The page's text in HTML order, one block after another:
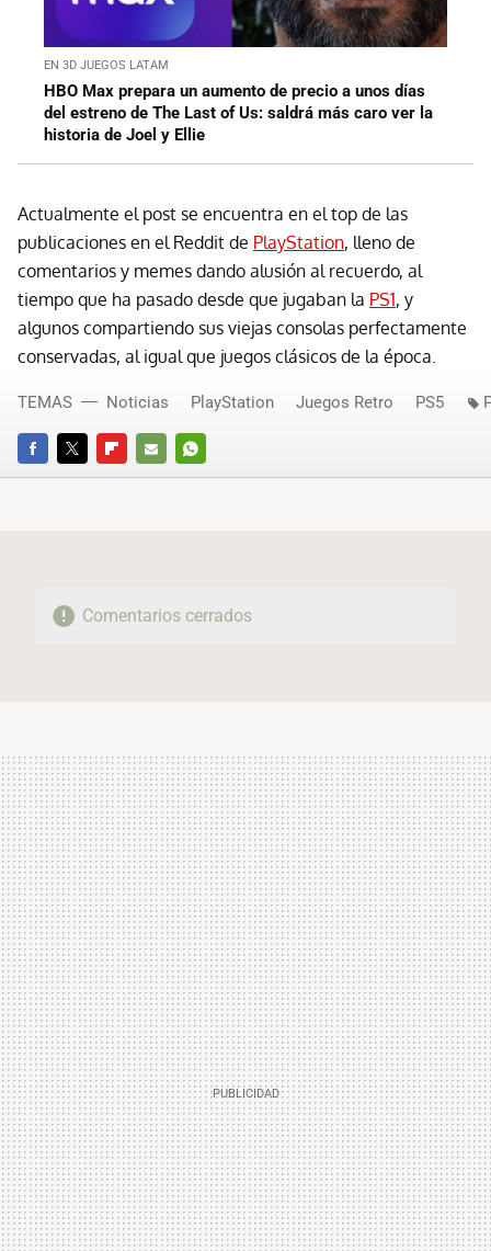
EN 3D JUEGOS LATAM
HBO Max prepara un aumento de precio a unos días
del estreno de The Last of Us: saldrá más caro ver la
historia de Joel y Ellie
Actualmente el post se encuentra en el top de las
publicaciones en el Reddit de PlayStation, lleno de
comentarios y memes dando alusión al recuerdo, al
tiempo que ha pasado desde que jugaban la PS1, y
algunos compartiendo sus viejas consolas perfectamente
conservadas, al igual que juegos clásicos de la época.
FACEBOOKTWITTERFLIPBOARD
E-
WHATSAPP
TEMAS Noticias PlayStation Juegos Retro PS5
Comentarios cerrados